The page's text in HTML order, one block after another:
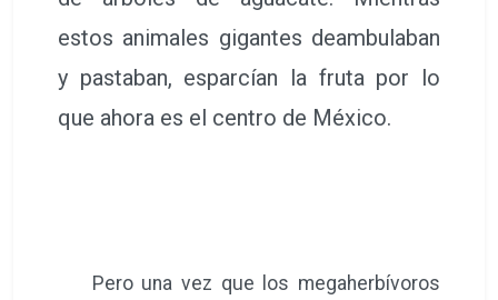
estos animales gigantes deambulaban
y pastaban, esparcían la fruta por lo
que ahora es el centro de México.
Pero una vez que los megaherbívoros